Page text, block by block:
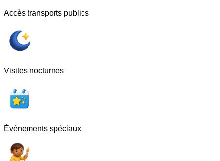
Accès transports publics
Visites nocturnes
Événements spéciaux